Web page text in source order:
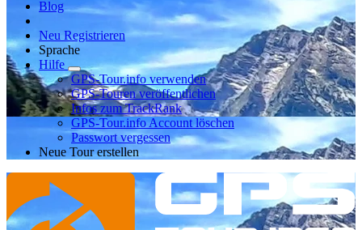
Blog
Neu Registrieren
Sprache
Hilfe
GPS-Tour.info verwenden
GPS-Touren veröffentlichen
Infos zum TrackRank
GPS-Tour.info Account löschen
Passwort vergessen
Neue Tour erstellen